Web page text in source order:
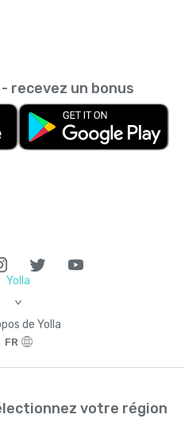
recevez un bonus
Yolla
>
de Yolla
FR
votre région